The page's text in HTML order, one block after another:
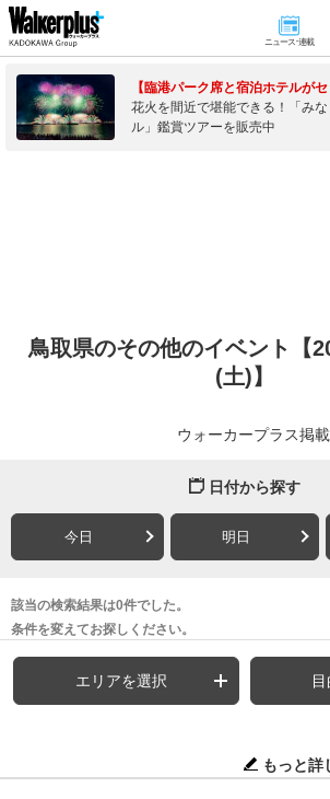
ニュース･連載
【臨港パーク席と宿泊ホテルがセ
花火を間近で堪能できる！「み
ル」鑑賞ツアーを販売中
鳥取県のその他のイベント【
(土)】
ウォーカープラス掲
日付から探す
今日 明日
該当の検索結果は0件でした。
条件を変えてお探しください。
エリアを選択
もっと詳